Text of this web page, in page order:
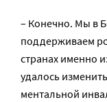
– Конечно. Мы в
поддерживаем
странах именно
удалось
ментальной